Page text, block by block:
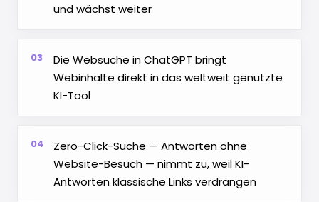
und wächst weiter
03
Die Websuche in ChatGPT bringt
Webinhalte direkt in das weltweit genutzte
KI-Tool
04
Zero-Click-Suche — Antworten ohne
Website-Besuch — nimmt zu, weil KI-
Antworten klassische Links verdrängen